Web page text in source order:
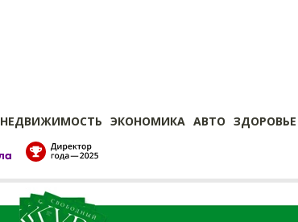
НЕДВИЖИМОСТЬ ЭКОНОМИКА АВТО ЗДОРОВЬЕ